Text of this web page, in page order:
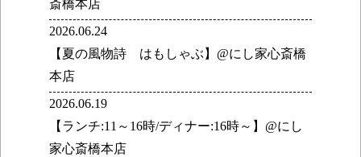
斎橋本店
2026.06.24
【夏の風物詩 はもしゃぶ】@にし家心斎橋
本店
2026.06.19
【ランチ:11～16時/ディナー:16時～】@にし
家心斎橋本店